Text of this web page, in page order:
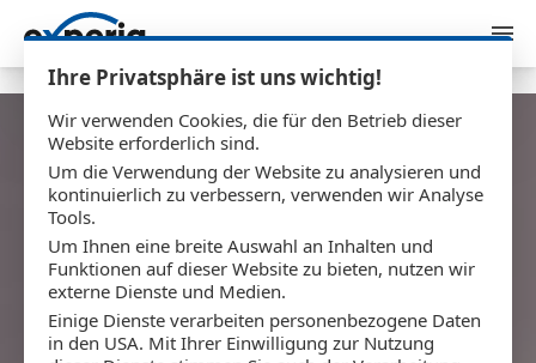
Zum Inhalt springen
Auto Landwehr
Konzeption, Entwicklung und Hosting
Ihre Privatsphäre ist uns wichtig!
Wir verwenden Cookies, die für den Betrieb dieser
Website erforderlich sind.
Um die Verwendung der Website zu analysieren und
kontinuierlich zu verbessern, verwenden wir Analyse
Tools.
Um Ihnen eine breite Auswahl an Inhalten und
Funktionen auf dieser Website zu bieten, nutzen wir
externe Dienste und Medien.
Einige Dienste verarbeiten personenbezogene Daten
in den USA. Mit Ihrer Einwilligung zur Nutzung